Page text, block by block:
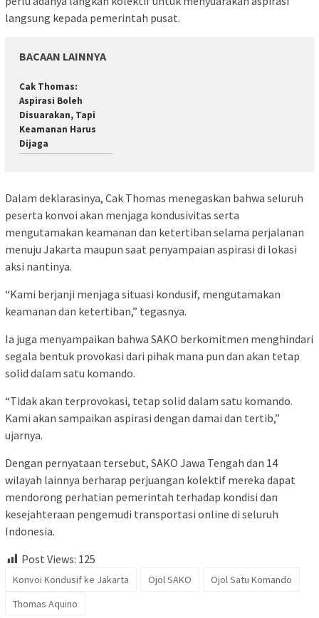
langsung kepada pemerintah pusat.
BACAAN LAINNYA
Cak Thomas:
Aspirasi Boleh
Disuarakan, Tapi
Keamanan Harus
Dijaga
Dalam deklarasinya, Cak Thomas menegaskan bahwa seluruh
peserta konvoi akan menjaga kondusivitas serta
mengutamakan keamanan dan ketertiban selama perjalanan
menuju Jakarta maupun saat penyampaian aspirasi di lokasi
aksi nantinya.
“Kami berjanji menjaga situasi kondusif, mengutamakan
keamanan dan ketertiban,” tegasnya.
Ia juga menyampaikan bahwa SAKO berkomitmen menghindari
segala bentuk provokasi dari pihak mana pun dan akan tetap
solid dalam satu komando.
“Tidak akan terprovokasi, tetap solid dalam satu komando.
Kami akan sampaikan aspirasi dengan damai dan tertib,”
ujarnya.
Dengan pernyataan tersebut, SAKO Jawa Tengah dan 14
wilayah lainnya berharap perjuangan kolektif mereka dapat
mendorong perhatian pemerintah terhadap kondisi dan
kesejahteraan pengemudi transportasi online di seluruh
Indonesia.
Post Views: 125
Konvoi Kondusif ke Jakarta Ojol SAKO
Ojol Satu Komando
Thomas Aquino